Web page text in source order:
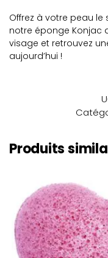
Offrez à votre peau le
notre éponge Konjac
visage et retrouvez
aujourd’hui !
Produits